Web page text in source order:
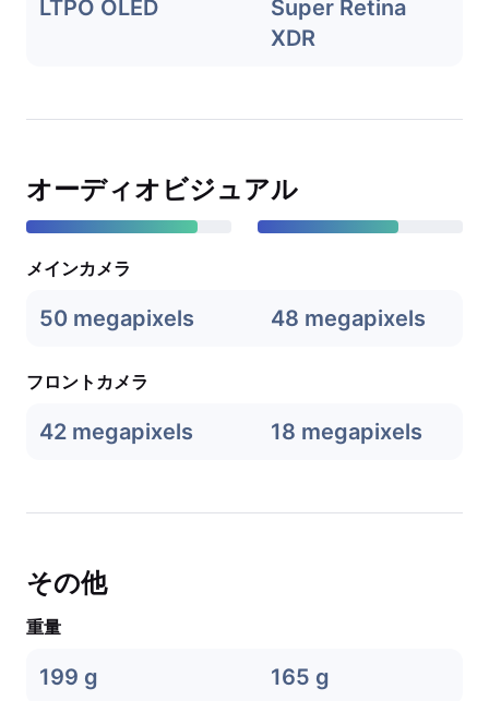
LTPO OLED
Super Retina
XDR
オーディオビジュアル
メインカメラ
50 megapixels 48 megapixels
フロントカメラ
42 megapixels 18 megapixels
その他
重量
199 g 165 g